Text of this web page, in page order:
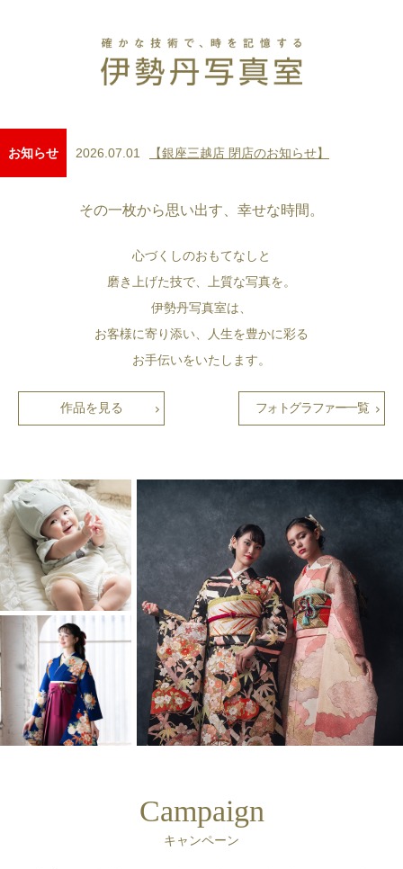
お知らせ 2026.07.01 【銀座三越店 閉店のお知らせ】
その一枚から思い出す、幸せな時間。
心づくしのおもてなしと
磨き上げた技で、上質な写真を。
伊勢丹写真室は、
お客様に寄り添い、人生を豊かに彩る
お手伝いをいたします。
作品を見る フォトグラファー一覧
Campaign
キャンペーン